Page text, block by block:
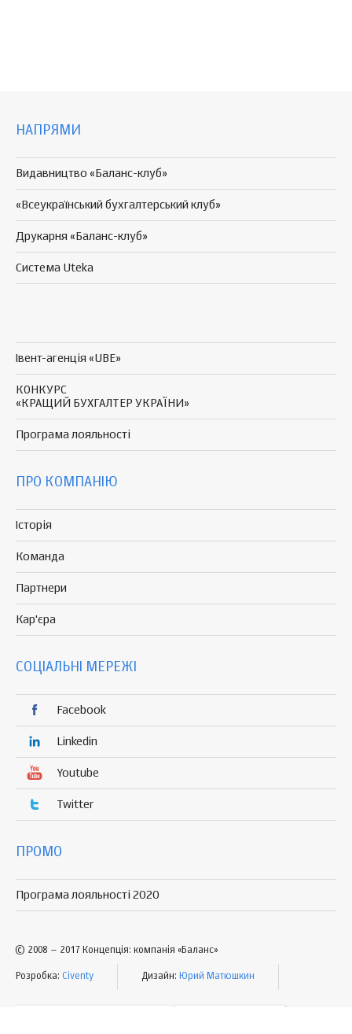
НАПРЯМИ
Видавництво «Баланс-клуб»
«Всеукраїнський бухгалтерський клуб»
Друкарня «Баланс-клуб»
Система Uteka
Івент-агенція «UBE»
КОНКУРС
«КРАЩИЙ БУХГАЛТЕР УКРАЇНИ»
Програма лояльності
ПРО КОМПАНІЮ
Історія
Команда
Партнери
Кар'єра
СОЦІАЛЬНІ МЕРЕЖІ
Facebook
Linkedin
Youtube
Twitter
ПРОМО
Програма лояльності 2020
© 2008 – 2017 Концепція: компанія «Баланс»
Розробка: Civenty Дизайн: Юрий Матюшкин